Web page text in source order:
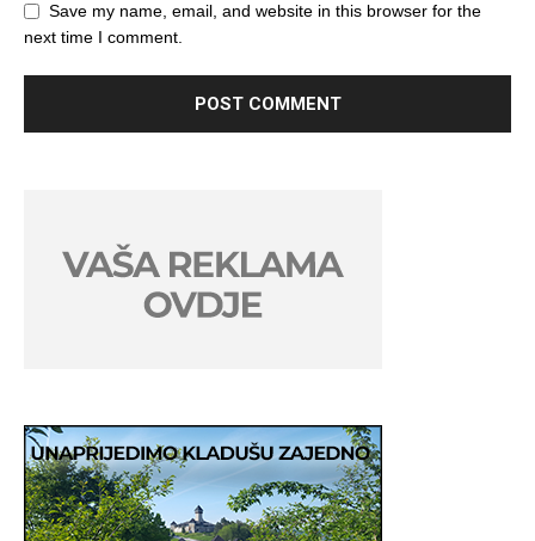
Save my name, email, and website in this browser for the
next time I comment.